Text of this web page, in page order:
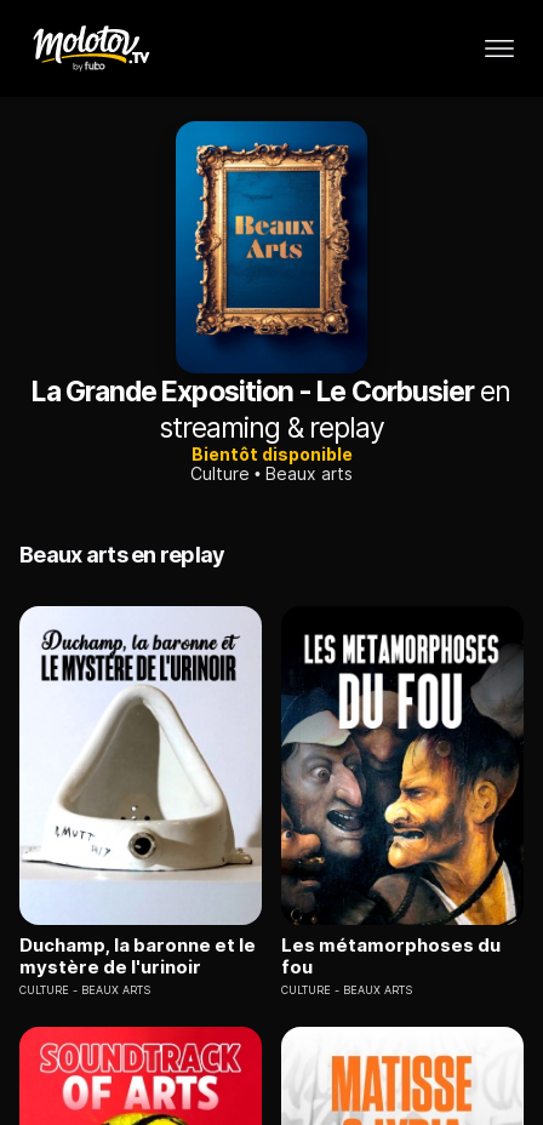
La Grande Exposition - Le Corbusieren
streaming & replay
Bientôt disponible
Culture
Beaux arts
Beaux arts en replay
Duchamp, la baronne et le
mystère de l'urinoir
CULTURE BEAUX ARTS
Les métamorphoses du
fou
CULTURE BEAUX ARTS